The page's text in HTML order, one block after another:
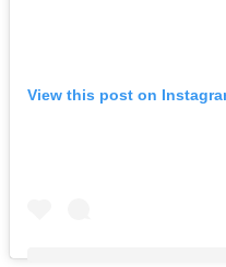
View this post on